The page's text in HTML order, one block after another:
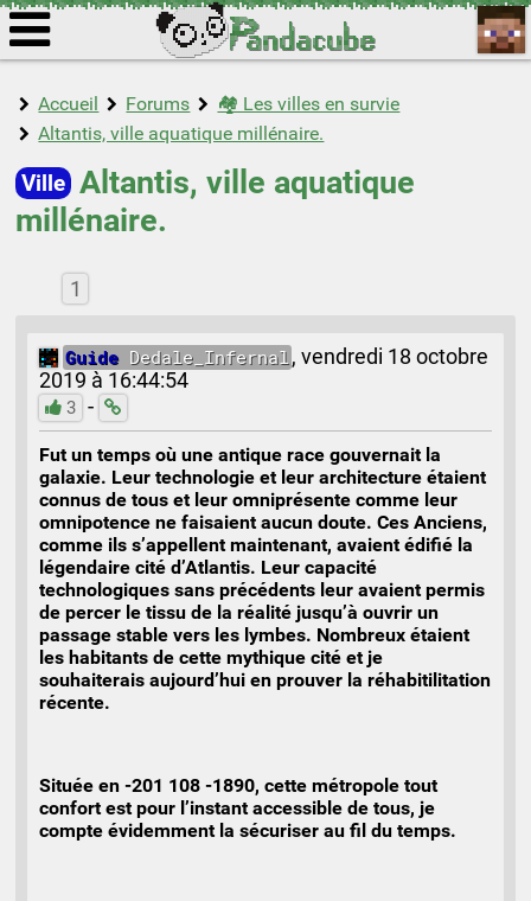
Accueil Forums
🏘️ Les villes en survie
Altantis, ville aquatique millénaire.
Ville Altantis, ville aquatique
millénaire.
1
GuideDedale_Infernal ,vendredi 18 octobre
2019 à 16:44:54
3 -
Fut un temps où une antique race gouvernait la
galaxie. Leur technologie et leur architecture étaient
connus de tous et leur omniprésente comme leur
omnipotence ne faisaient aucun doute. Ces Anciens,
comme ils s’appellent maintenant, avaient édifié la
légendaire cité d’Atlantis. Leur capacité
technologiques sans précédents leur avaient permis
de percer le tissu de la réalité jusqu’à ouvrir un
passage stable vers les lymbes. Nombreux étaient
les habitants de cette mythique cité et je
souhaiterais aujourd’hui en prouver la réhabitilitation
récente.
Située en -201 108 -1890, cette métropole tout
confort est pour l’instant accessible de tous, je
compte évidemment la sécuriser au fil du temps.